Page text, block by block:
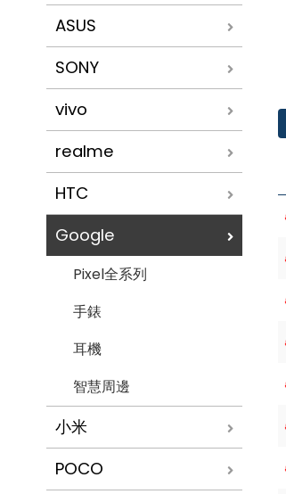
ASUS
SONY
vivo
realme
HTC
Google
Pixel全系列
手錶
耳機
智慧周邊
小米
POCO